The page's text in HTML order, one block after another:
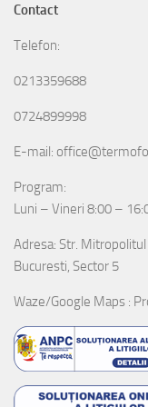
Contact
Telefon:
0213359688
0724899998
E-mail:
Program:
Luni – Vineri 8:00 –
Adresa: Str.
Bucuresti, Sector 5
Waze/Google Maps :